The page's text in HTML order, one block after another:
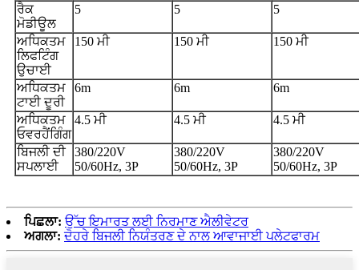
ਰੈਕ
ਮੋਡੀਊਲ
5 5 5
ਅਧਿਕਤਮ
ਲਿਫਟਿੰਗ
ਉਚਾਈ
150 ਮੀ 150 ਮੀ 150 ਮੀ
ਅਧਿਕਤਮ
ਟਾਈ ਦੂਰੀ
6m 6m 6m
ਅਧਿਕਤਮ
ਓਵਰਹੈਂਗਿੰਗ
4.5 ਮੀ 4.5 ਮੀ 4.5 ਮੀ
ਬਿਜਲੀ ਦੀ
ਸਪਲਾਈ
380/220V
50/60Hz, 3P
380/220V
50/60Hz, 3P
380/220V
50/60Hz, 3P
ਪਿਛਲਾ: ਉੱਚ ਇਮਾਰਤ ਲਈ ਨਿਰਮਾਣ ਐਲੀਵੇਟਰ
ਅਗਲਾ: ਦੋਹਰੇ ਬਿਜਲੀ ਨਿਯੰਤਰਣ ਦੇ ਨਾਲ ਆਵਾਜਾਈ ਪਲੇਟਫਾਰਮ